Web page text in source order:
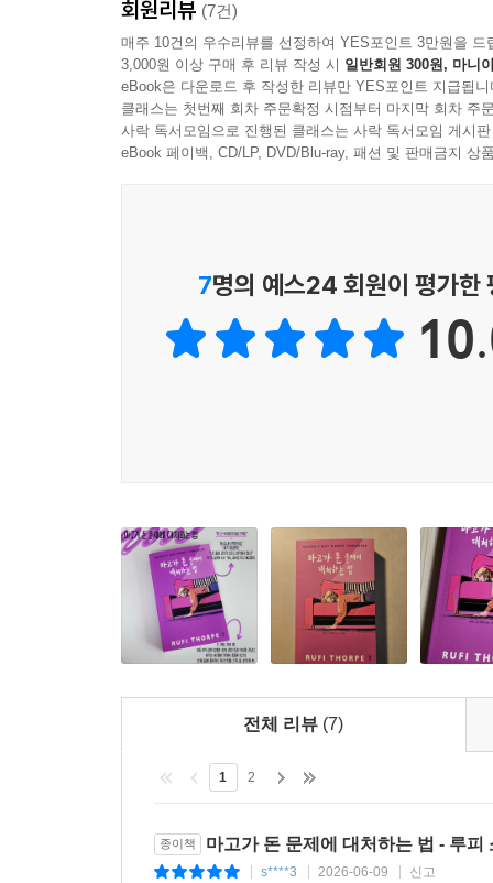
--- pp.541-542
- 《엘르》
“성인으로서의 불안과 모성 사이에서 길을 찾
자립과 자기 확신이라는 주제를 유쾌하게 풀어낸다
- 《하퍼스 바자》
시점 실험도 돋보인다. 무엇이 진짜이고 무엇이
통제한다는 것이 무엇인지 탐구한다. 작가든, 마고
- 《셸프 어웨어니스》
- 《오프라 데일리》
“주어진 상황을 최대한 활용하는 법을 다룬 유쾌
온리팬스 이야기까지 나온다. 나는 단숨에 읽어 버
- 엠마 스트라우브 (소설가, 『시간 속으로』, 『토
잊을 수 없는 주인공이다—마치 책 밖으로 걸어 나
“거울 미로 같은 소설… 깊은 감정과 거친 생동감
- 《알타 저널》
회원리뷰 (7건)
매주 10건의 우수리뷰를 선정하여 YES포인트 3만원을 드
3,000원 이상 구매 후 리뷰 작성 시 일반회원 300원, 마니
eBook은 다운로드 후 작성한 리뷰만 YES포인트 지급됩니
클래스는 첫번째 회차 주문확정 시점부터 마지막 회차 주
사락 독서모임으로 진행된 클래스는 사락 독서모임 게시
eBook 페이백, CD/LP, DVD/Blu-ray, 패션 및 판매금지 상
7명의 예스24 회원이 평가한
전체 리뷰 (7)
1 2
종이책 마고가 돈 문제에 대처하는 법 - 루피
s****3 2026-06-09 신고